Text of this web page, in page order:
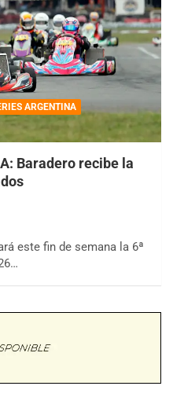
ARGENTINA
Baradero recibe la
este fin de semana la 6ª